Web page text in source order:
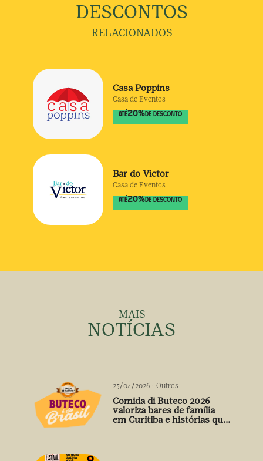
DESCONTOS
RELACIONADOS
Casa Poppins
Casa de Eventos
ATÉ20% DE DESCONTO
Bar do Victor
Casa de Eventos
ATÉ20% DE DESCONTO
MAIS
NOTÍCIAS
25/04/2026 - Outros
Comida di Buteco 2026
valoriza bares de família
em Curitiba e histórias que